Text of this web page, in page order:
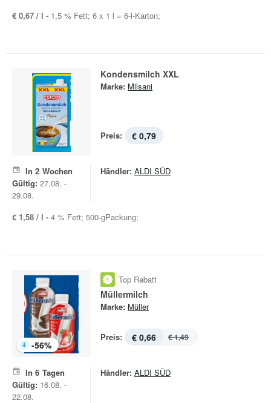
€ 0,67 / l - 1,5 % Fett; 6 x 1 l = 6-l-Karton;
Kondensmilch XXL
Marke: Milsani
Preis: € 0,79
In 2 Wochen
Gültig: 27.08. -
29.08.
Händler: ALDI SÜD
€ 1,58 / l - 4 % Fett; 500-gPackung;
-56%
Top Rabatt
Müllermilch
Marke: Müller
Preis: € 0,66 € 1,49
In 6 Tagen
Gültig: 16.08. -
22.08.
Händler: ALDI SÜD